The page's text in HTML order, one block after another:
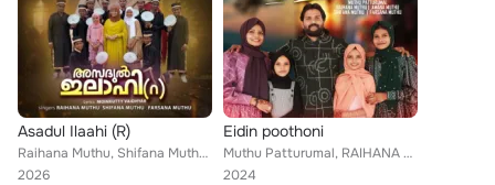
Asadul Ilaahi (R)
Raihana Muthu, Shifana Muthu, Farsana Muthu, Moinkutty Vaidhyar
2026
Eidin poothoni
Muthu Patturumal, RAIHANA MUTHU, Shifana Muthu, Farsana Muthu, Amana Muthu
2024